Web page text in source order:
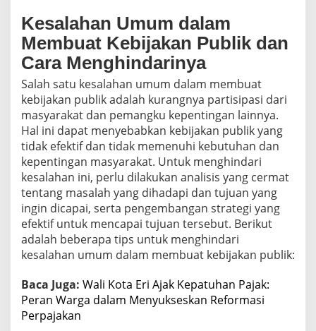
Kesalahan Umum dalam
Membuat Kebijakan Publik dan
Cara Menghindarinya
Salah satu kesalahan umum dalam membuat
kebijakan publik adalah kurangnya partisipasi dari
masyarakat dan pemangku kepentingan lainnya.
Hal ini dapat menyebabkan kebijakan publik yang
tidak efektif dan tidak memenuhi kebutuhan dan
kepentingan masyarakat. Untuk menghindari
kesalahan ini, perlu dilakukan analisis yang cermat
tentang masalah yang dihadapi dan tujuan yang
ingin dicapai, serta pengembangan strategi yang
efektif untuk mencapai tujuan tersebut. Berikut
adalah beberapa tips untuk menghindari
kesalahan umum dalam membuat kebijakan publik:
Baca Juga: Wali Kota Eri Ajak Kepatuhan Pajak:
Peran Warga dalam Menyukseskan Reformasi
Perpajakan